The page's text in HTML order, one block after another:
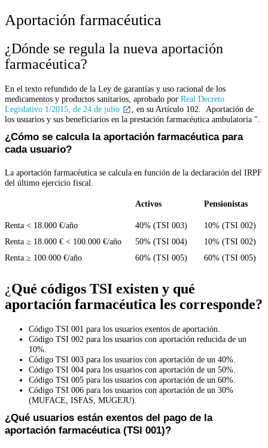
Aportación farmacéutica
¿Dónde se regula la nueva aportación
farmacéutica?
En el texto refundido de la Ley de garantías y uso racional de los
medicamentos y productos sanitarios, aprobado por Real Decreto
Legislativo 1/2015, de 24 de julio
, en su Artículo 102. Aportación de
los usuarios y sus beneficiarios en la prestación farmacéutica ambulatoria ".
¿Cómo se calcula la aportación farmacéutica para
cada usuario?
La aportación farmacéutica se calcula en función de la declaración del IRPF
del último ejercicio fiscal.
Activos Pensionistas
Renta < 18.000 €/año 40% (TSI 003)
10% (TSI 002)
Renta ≥ 18.000 € < 100.000 €/año
50% (TSI 004)
10% (TSI 002)
Renta ≥ 100.000 €/año
60% (TSI 005) 60% (TSI 005)
¿Qué códigos TSI existen y qué
aportación farmacéutica les corresponde?
Código TSI 001 para los usuarios exentos de aportación.
Código TSI 002 para los usuarios con aportación reducida de un
10%.
Código TSI 003 para los usuarios con aportación de un 40%.
Código TSI 004 para los usuarios con aportación de un 50%.
Código TSI 005 para los usuarios con aportación de un 60%.
Código TSI 006 para los usuarios con aportación de un 30%
(MUFACE, ISFAS, MUGEJU).
¿Qué usuarios están exentos del pago de la
aportación farmacéutica (TSI 001)?